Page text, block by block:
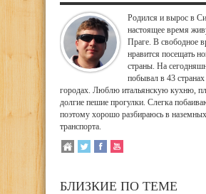
Родился и вырос в
настоящее время
Праге. В свободное
нравится посещать
страны. На
побывал в 43
городах. Люблю итальянскую кухню,
долгие пешие прогулки. Слегка
поэтому хорошо разбираюсь в
транспорта.
БЛИЗКИЕ ПО ТЕМЕ